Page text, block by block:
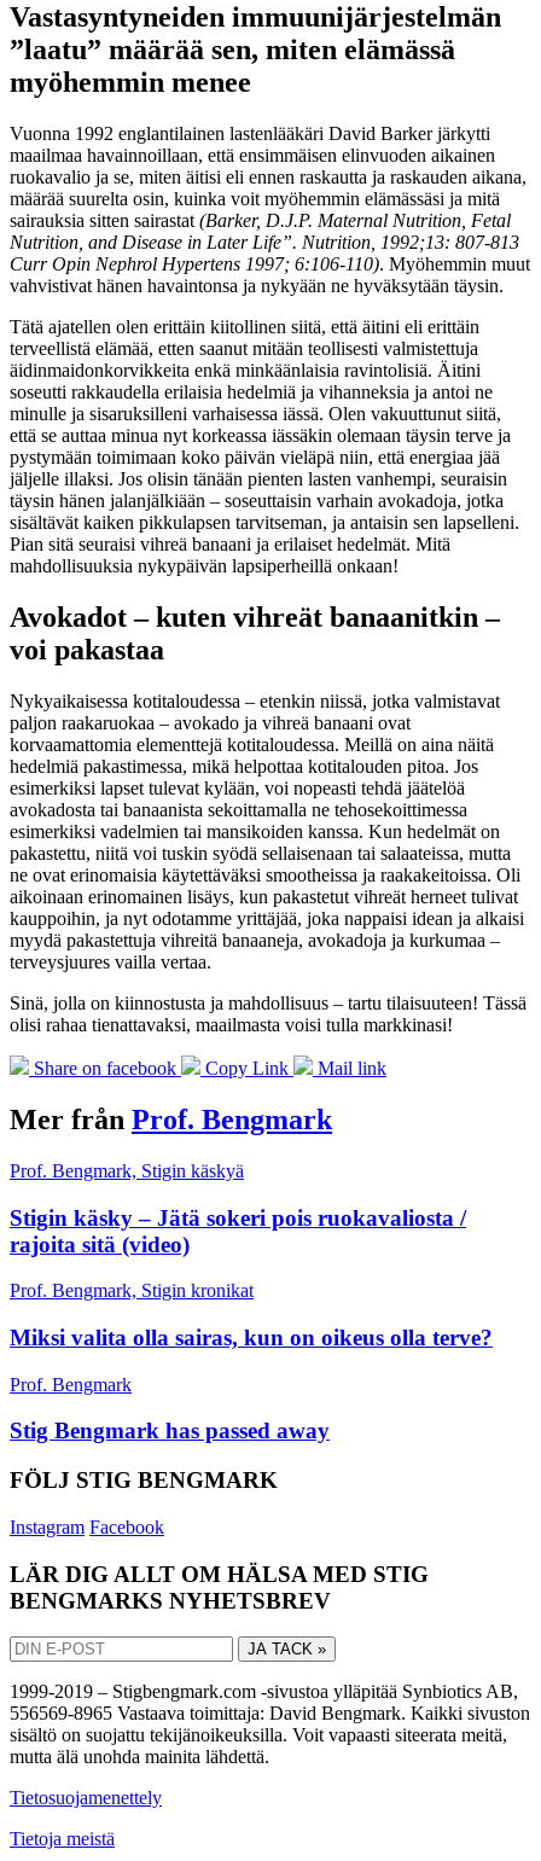
Vastasyntyneiden immuunijärjestelmän
”laatu” määrää sen, miten elämässä
myöhemmin menee
Vuonna 1992 englantilainen lastenlääkäri David Barker järkytti
maailmaa havainnoillaan, että ensimmäisen elinvuoden aikainen
ruokavalio ja se, miten äitisi eli ennen raskautta ja raskauden aikana,
määrää suurelta osin, kuinka voit myöhemmin elämässäsi ja mitä
sairauksia sitten sairastat (Barker, D.J.P. Maternal Nutrition, Fetal
Nutrition, and Disease in Later Life”. Nutrition, 1992;13: 807-813
Curr Opin Nephrol Hypertens 1997; 6:106-110). Myöhemmin muut
vahvistivat hänen havaintonsa ja nykyään ne hyväksytään täysin.
Tätä ajatellen olen erittäin kiitollinen siitä, että äitini eli erittäin
terveellistä elämää, etten saanut mitään teollisesti valmistettuja
äidinmaidonkorvikkeita enkä minkäänlaisia ​​ravintolisiä. Äitini
soseutti rakkaudella erilaisia ​​hedelmiä ja vihanneksia ja antoi ne
minulle ja sisaruksilleni varhaisessa iässä. Olen vakuuttunut siitä,
että se auttaa minua nyt korkeassa iässäkin olemaan täysin terve ja
pystymään toimimaan koko päivän vieläpä niin, että energiaa jää
jäljelle illaksi. Jos olisin tänään pienten lasten vanhempi, seuraisin
täysin hänen jalanjälkiään – soseuttaisin varhain avokadoja, jotka
sisältävät kaiken pikkulapsen tarvitseman, ja antaisin sen lapselleni.
Pian sitä seuraisi vihreä banaani ja erilaiset ​​hedelmät. Mitä
mahdollisuuksia nykypäivän lapsiperheillä onkaan!
Avokadot – kuten vihreät banaanitkin –
voi pakastaa
Nykyaikaisessa kotitaloudessa – etenkin niissä, jotka valmistavat
paljon raakaruokaa – avokado ja vihreä banaani ovat
korvaamattomia elementtejä kotitaloudessa. Meillä on aina näitä
hedelmiä pakastimessa, mikä helpottaa kotitalouden pitoa. Jos
esimerkiksi lapset tulevat kylään, voi nopeasti tehdä jäätelöä
avokadosta tai banaanista sekoittamalla ne tehosekoittimessa
esimerkiksi vadelmien tai mansikoiden kanssa. Kun hedelmät on
pakastettu, niitä voi tuskin syödä sellaisenaan tai salaateissa, mutta
ne ovat erinomaisia ​​käytettäväksi smootheissa ja raakakeitoissa. Oli
aikoinaan erinomainen lisäys, kun pakastetut vihreät herneet tulivat
kauppoihin, ja nyt odotamme yrittäjää, joka nappaisi idean ja alkaisi
myydä pakastettuja vihreitä banaaneja, avokadoja ja kurkumaa –
terveysjuures vailla vertaa.
Sinä, jolla on kiinnostusta ja mahdollisuus – tartu tilaisuuteen! Tässä
olisi rahaa tienattavaksi, maailmasta voisi tulla markkinasi!
Share on facebook Copy Link Mail link
Mer från Prof. Bengmark
Prof. Bengmark, Stigin käskyä
Stigin käsky – Jätä sokeri pois ruokavaliosta /
rajoita sitä (video)
Prof. Bengmark, Stigin kronikat
Miksi valita olla sairas, kun on oikeus olla terve?
Prof. Bengmark
Stig Bengmark has passed away
FÖLJ STIG BENGMARK
Instagram Facebook
LÄR DIG ALLT OM HÄLSA MED STIG
BENGMARKS NYHETSBREV
JA TACK »
1999-2019 – Stigbengmark.com -sivustoa ylläpitää Synbiotics AB,
556569-8965 Vastaava toimittaja: David Bengmark. Kaikki sivuston
sisältö on suojattu tekijänoikeuksilla. Voit vapaasti siteerata meitä,
mutta älä unohda mainita lähdettä.
Tietosuojamenettely
Tietoja meistä